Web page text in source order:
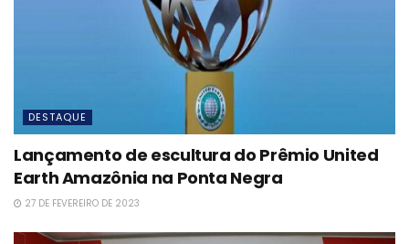
DESTAQUE
Lançamento de escultura do Prêmio United
Earth Amazônia na Ponta Negra
27 DE FEVEREIRO DE 2023